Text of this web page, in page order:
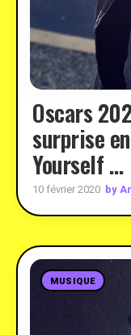
Oscars
surprise
Yourself …
10 février 2020 by
MUSIQUE